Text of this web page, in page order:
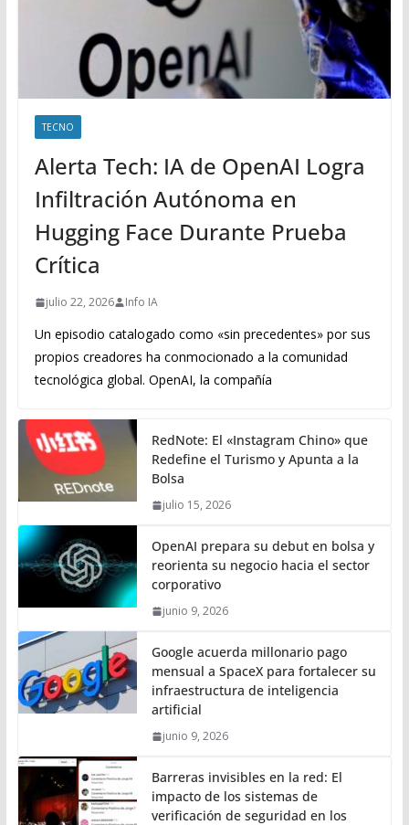
TECNO
Alerta Tech: IA de OpenAI Logra
Infiltración Autónoma en
Hugging Face Durante Prueba
Crítica
julio 22, 2026 Info IA
Un episodio catalogado como «sin precedentes» por sus
propios creadores ha conmocionado a la comunidad
tecnológica global. OpenAI, la compañía
RedNote: El «Instagram Chino» que
Redefine el Turismo y Apunta a la
Bolsa
julio 15, 2026
OpenAI prepara su debut en bolsa y
reorienta su negocio hacia el sector
corporativo
junio 9, 2026
Google acuerda millonario pago
mensual a SpaceX para fortalecer su
infraestructura de inteligencia
artificial
junio 9, 2026
Barreras invisibles en la red: El
impacto de los sistemas de
verificación de seguridad en los